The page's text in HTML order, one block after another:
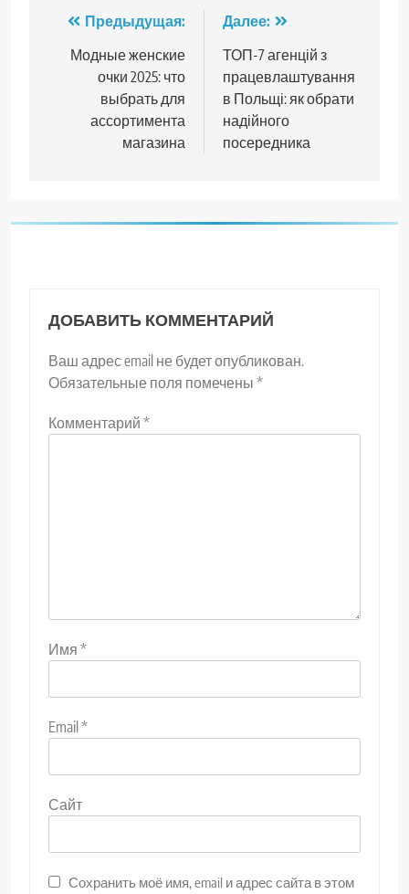
Навигация
по
записям
Предыдущая:
Модные женские
очки 2025: что
выбрать для
ассортимента
магазина​
Далее:
ТОП-7 агенцій з
працевлаштування
в Польщі: як обрати
надійного
посередника
ДОБАВИТЬ КОММЕНТАРИЙ
Ваш адрес email не будет опубликован.
Обязательные поля помечены *
Комментарий *
Имя *
Email *
Сайт
Сохранить моё имя, email и адрес сайта в этом